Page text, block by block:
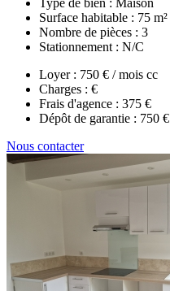
Surface habitable : 75 m²
Nombre de pièces : 3
Stationnement : N/C
Loyer : 750 € / mois cc
Charges : €
Frais d'agence : 375 €
Dépôt de garantie : 750 €
Nous contacter